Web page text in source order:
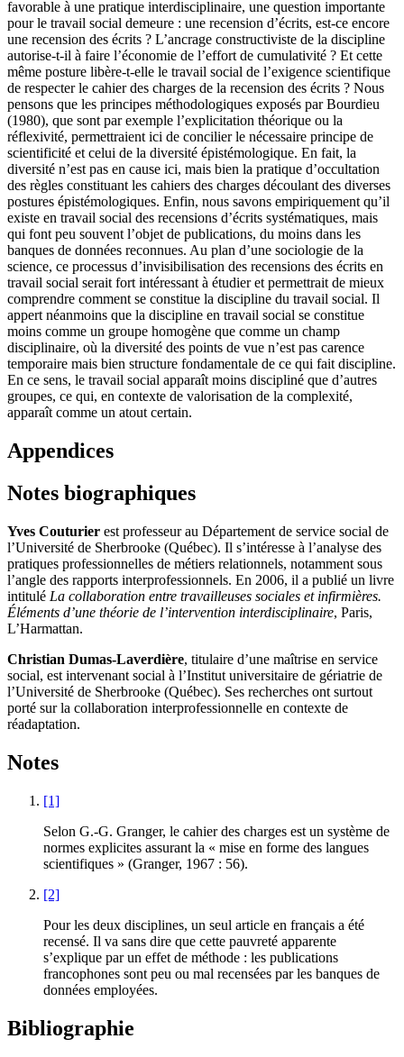
favorable à une pratique interdisciplinaire, une question importante
pour le travail social demeure : une recension d’écrits, est-ce encore
une recension des écrits ? L’ancrage constructiviste de la discipline
autorise-t-il à faire l’économie de l’effort de cumulativité ? Et cette
même posture libère-t-elle le travail social de l’exigence scientifique
de respecter le cahier des charges de la recension des écrits ? Nous
pensons que les principes méthodologiques exposés par Bourdieu
(1980), que sont par exemple l’explicitation théorique ou la
réflexivité, permettraient ici de concilier le nécessaire principe de
scientificité et celui de la diversité épistémologique. En fait, la
diversité n’est pas en cause ici, mais bien la pratique d’occultation
des règles constituant les cahiers des charges découlant des diverses
postures épistémologiques. Enfin, nous savons empiriquement qu’il
existe en travail social des recensions d’écrits systématiques, mais
qui font peu souvent l’objet de publications, du moins dans les
banques de données reconnues. Au plan d’une sociologie de la
science, ce processus d’invisibilisation des recensions des écrits en
travail social serait fort intéressant à étudier et permettrait de mieux
comprendre comment se constitue la discipline du travail social. Il
appert néanmoins que la discipline en travail social se constitue
moins comme un groupe homogène que comme un champ
disciplinaire, où la diversité des points de vue n’est pas carence
temporaire mais bien structure fondamentale de ce qui fait discipline.
En ce sens, le travail social apparaît moins discipliné que d’autres
groupes, ce qui, en contexte de valorisation de la complexité,
apparaît comme un atout certain.
Appendices
Notes biographiques
Yves Couturier est professeur au Département de service social de
l’Université de Sherbrooke (Québec). Il s’intéresse à l’analyse des
pratiques professionnelles de métiers relationnels, notamment sous
l’angle des rapports interprofessionnels. En 2006, il a publié un livre
intitulé La collaboration entre travailleuses sociales et infirmières.
Éléments d’une théorie de l’intervention interdisciplinaire, Paris,
L’Harmattan.
Christian Dumas-Laverdière, titulaire d’une maîtrise en service
social, est intervenant social à l’Institut universitaire de gériatrie de
l’Université de Sherbrooke (Québec). Ses recherches ont surtout
porté sur la collaboration interprofessionnelle en contexte de
réadaptation.
Notes
[1]
Selon G.-G. Granger, le cahier des charges est un système de
normes explicites assurant la « mise en forme des langues
scientifiques » (Granger, 1967 : 56).
[2]
Pour les deux disciplines, un seul article en français a été
recensé. Il va sans dire que cette pauvreté apparente
s’explique par un effet de méthode : les publications
francophones sont peu ou mal recensées par les banques de
données employées.
Bibliographie